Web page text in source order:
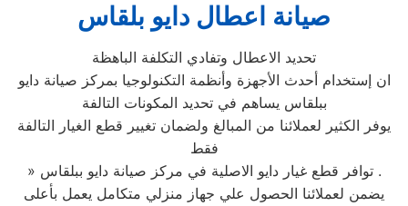
صيانة اعطال دايو بلقاس
تحديد الاعطال وتفادي التكلفة الباهظة
ان إستخدام أحدث الأجهزة وأنظمة التكنولوجيا بمركز صيانة دايو
ببلقاس يساهم في تحديد المكونات التالفة
يوفر الكثير لعملائنا من المبالغ ولضمان تغيير قطع الغيار التالفة
فقط
» توافر قطع غيار دايو الاصلية في مركز صيانة دايو ببلقاس .
يضمن لعملائنا الحصول علي جهاز منزلي متكامل يعمل بأعلى